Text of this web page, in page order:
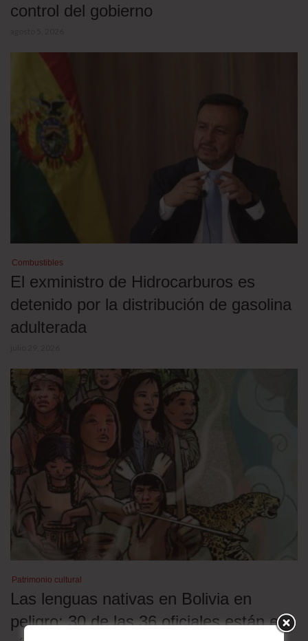
control del gobierno
Combustibles
El exministro de Hidrocarburos es
detenido por la distribución de gasolina
adulterada
Patrimonio cultural
Las lenguas nativas en Bolivia en
peligro: 30 de las 36 oficiales están en